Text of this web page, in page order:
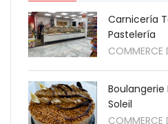
Carnicería
Pastelería
COMMERCE
Boulangerie
Soleil
COMMERCE